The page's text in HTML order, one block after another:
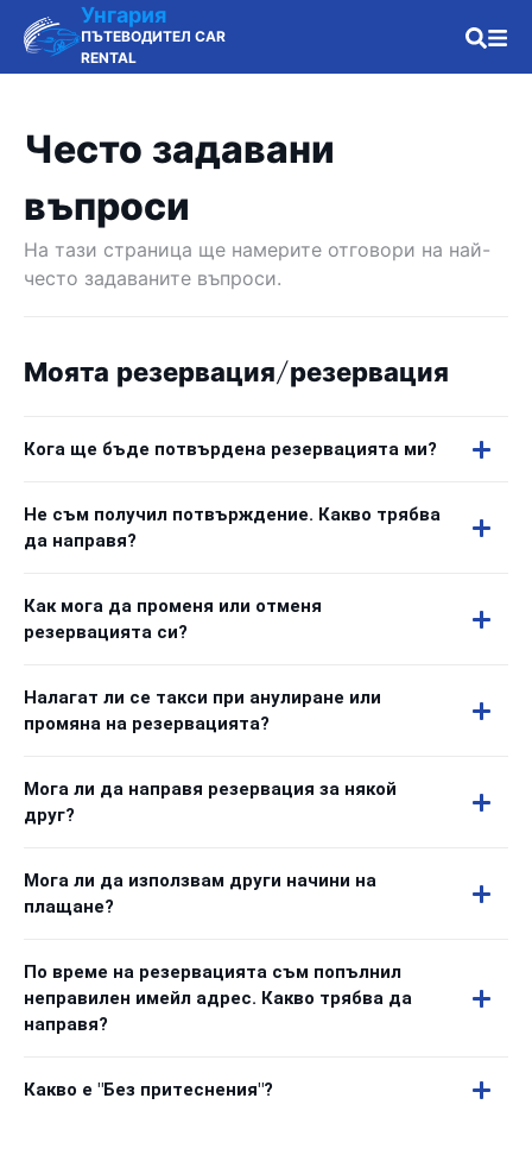
Унгария
ПЪТЕВОДИТЕЛ CAR
RENTAL
Често задавани
въпроси
На тази страница ще намерите отговори на най-
често задаваните въпроси.
Моята резервация/резервация
Кога ще бъде потвърдена резервацията ми?
Не съм получил потвърждение. Какво трябва
да направя?
Как мога да променя или отменя
резервацията си?
Налагат ли се такси при анулиране или
промяна на резервацията?
Мога ли да направя резервация за някой
друг?
Мога ли да използвам други начини на
плащане?
По време на резервацията съм попълнил
неправилен имейл адрес. Какво трябва да
направя?
Какво е "Без притеснения"?